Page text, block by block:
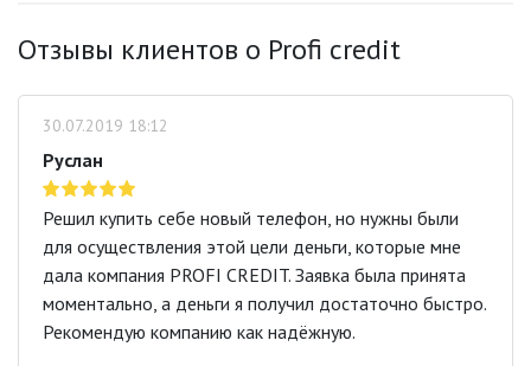
Отзывы клиентов о Profi credit
30.07.2019 18:12
Руслан
Решил купить себе новый телефон, но нужны были
для осуществления этой цели деньги, которые мне
дала компания PROFI CREDIT. Заявка была принята
моментально, а деньги я получил достаточно быстро.
Рекомендую компанию как надёжную.